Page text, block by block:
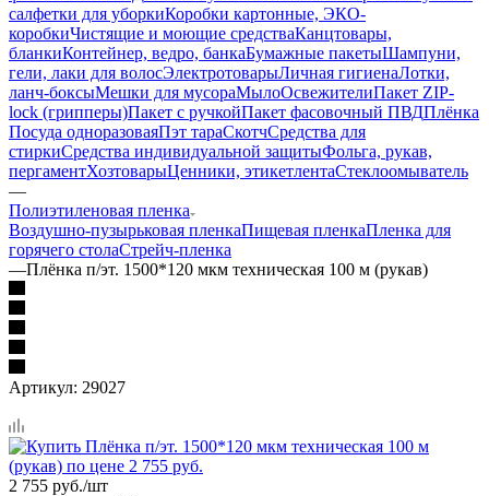
салфетки для уборкиКоробки картонные, ЭКО-
коробкиЧистящие и моющие средстваКанцтовары,
бланкиКонтейнер, ведро, банкаБумажные пакетыШампуни,
гели, лаки для волосЭлектротоварыЛичная гигиенаЛотки,
ланч-боксыМешки для мусораМылоОсвежителиПакет ZIP-
lock (грипперы)Пакет с ручкойПакет фасовочный ПВДПлёнка
Посуда одноразоваяПэт тараСкотчСредства для
стиркиСредства индивидуальной защитыФольга, рукав,
пергаментХозтоварыЦенники, этикетлентаСтеклоомыватель
—
Полиэтиленовая пленка
Воздушно-пузырьковая пленкаПищевая пленкаПленка для
горячего столаСтрейч-пленка
—Плёнка п/эт. 1500*120 мкм техническая 100 м (рукав)
Артикул: 29027
2 755 руб./шт